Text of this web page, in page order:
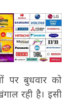
पर बुधवार को
रही है। इसी